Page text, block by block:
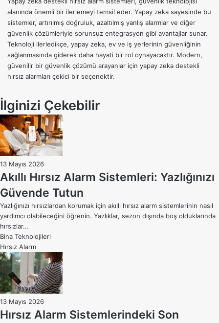
alanında önemli bir ilerlemeyi temsil eder. Yapay zeka sayesinde bu
sistemler, artırılmış doğruluk, azaltılmış yanlış alarmlar ve diğer
güvenlik çözümleriyle sorunsuz entegrasyon gibi avantajlar sunar.
Teknoloji ilerledikçe, yapay zeka, ev ve iş yerlerinin güvenliğinin
sağlanmasında giderek daha hayati bir rol oynayacaktır. Modern,
güvenilir bir güvenlik çözümü arayanlar için yapay zeka destekli
hırsız alarmları çekici bir seçenektir.
İlginizi Çekebilir
13 Mayıs 2026
Akıllı Hırsız Alarm Sistemleri: Yazlığınızı
Güvende Tutun
Yazlığınızı hırsızlardan korumak için akıllı hırsız alarm sistemlerinin nasıl
yardımcı olabileceğini öğrenin. Yazlıklar, sezon dışında boş olduklarında
hırsızlar…
Bina Teknolojileri
Hırsız Alarm
13 Mayıs 2026
Hırsız Alarm Sistemlerindeki Son